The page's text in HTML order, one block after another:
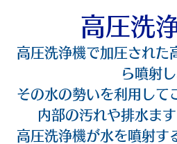
高圧洗
高圧洗浄機で加圧された
ら噴射し
その水の勢いを利用して
内部の汚れや排水ま
高圧洗浄機が水を噴射す